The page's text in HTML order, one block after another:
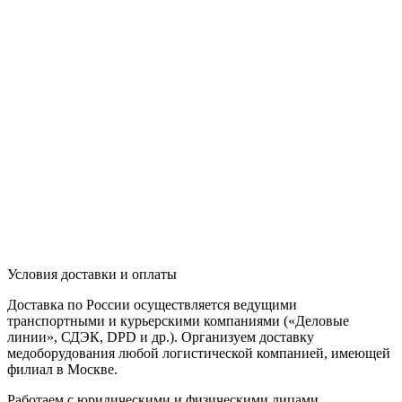
Условия доставки и оплаты
Доставка по России осуществляется ведущими
транспортными и курьерскими компаниями («Деловые
линии», СДЭК, DPD и др.). Организуем доставку
медоборудования любой логистической компанией, имеющей
филиал в Москве.